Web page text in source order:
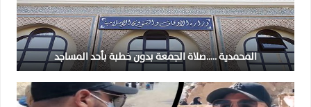
المحمدية …..صلاة الجمعة بدون خطبة بأحد المساجد